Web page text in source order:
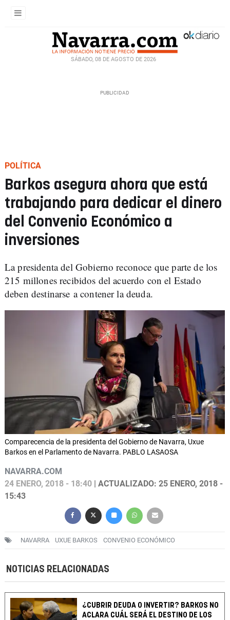
SÁBADO, 08 DE AGOSTO DE 2026
POLÍTICA
Barkos asegura ahora que está
trabajando para dedicar el dinero
del Convenio Económico a
inversiones
La presidenta del Gobierno reconoce que parte de los
215 millones recibidos del acuerdo con el Estado
deben destinarse a contener la deuda.
Comparecencia de la presidenta del Gobierno de Navarra, Uxue
Barkos en el Parlamento de Navarra. PABLO LASAOSA
NAVARRA.COM
24 ENERO, 2018 - 18:40 | ACTUALIZADO: 25 ENERO, 2018 -
15:43
NAVARRA UXUE BARKOS CONVENIO ECONÓMICO
NOTICIAS RELACIONADAS
¿CUBRIR DEUDA O INVERTIR? BARKOS NO
ACLARA CUÁL SERÁ EL DESTINO DE LOS